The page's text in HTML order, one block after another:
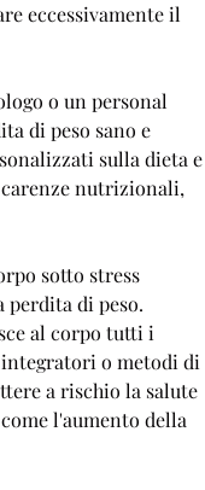
eccessivamente il
o un personal
di peso sano e
sulla dieta e
nutrizionali,
sotto stress
perdita di peso.
al corpo tutti i
o metodi di
a rischio la salute
l'aumento della